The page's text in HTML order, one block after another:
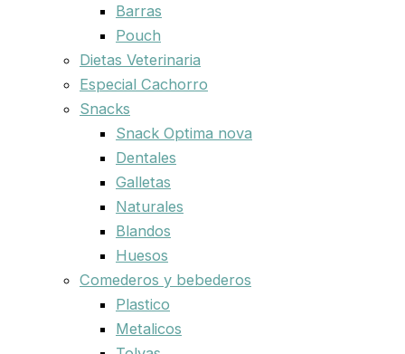
Barras
Pouch
Dietas Veterinaria
Especial Cachorro
Snacks
Snack Optima nova
Dentales
Galletas
Naturales
Blandos
Huesos
Comederos y bebederos
Plastico
Metalicos